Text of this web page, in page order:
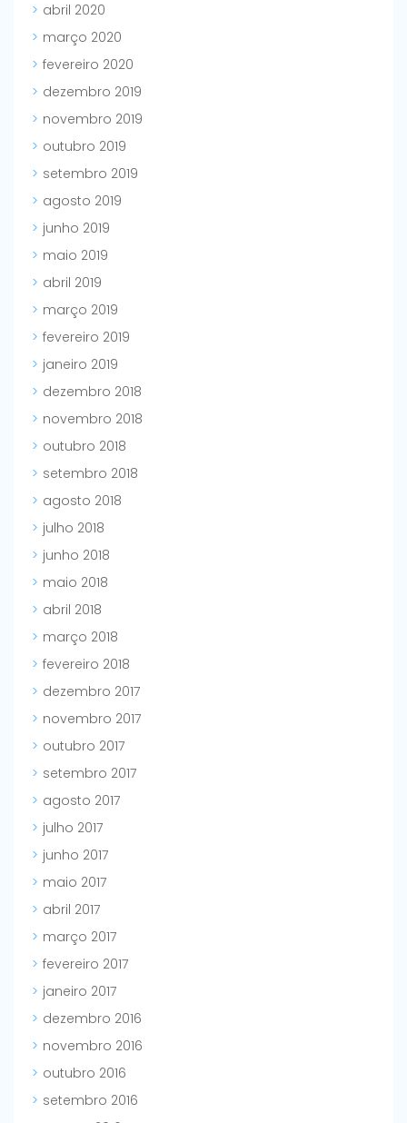
abril 2020
março 2020
fevereiro 2020
dezembro 2019
novembro 2019
outubro 2019
setembro 2019
agosto 2019
junho 2019
maio 2019
abril 2019
março 2019
fevereiro 2019
janeiro 2019
dezembro 2018
novembro 2018
outubro 2018
setembro 2018
agosto 2018
julho 2018
junho 2018
maio 2018
abril 2018
março 2018
fevereiro 2018
dezembro 2017
novembro 2017
outubro 2017
setembro 2017
agosto 2017
julho 2017
junho 2017
maio 2017
abril 2017
março 2017
fevereiro 2017
janeiro 2017
dezembro 2016
novembro 2016
outubro 2016
setembro 2016